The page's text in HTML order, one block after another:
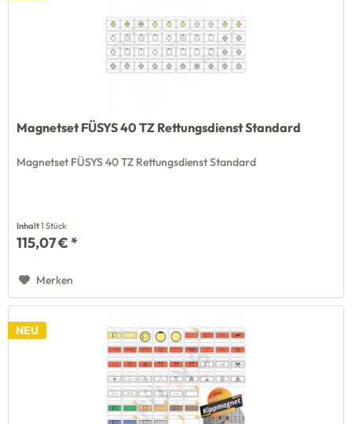
Magnetset FÜSYS 40 TZ Rettungsdienst Standard
Magnetset FÜSYS 40 TZ Rettungsdienst Standard
Inhalt1 Stück
115,07 € *
Merken
NEU